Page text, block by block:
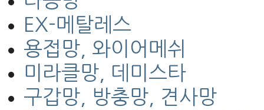
EX-메탈레스
용접망, 와이어메쉬
미라클망, 데미스타
구갑망, 방충망, 견사망